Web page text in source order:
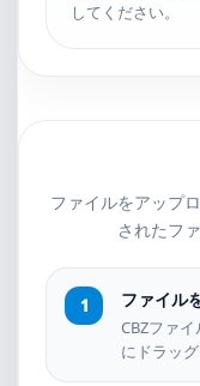
してください。
ファイルをアップ
されたフ
ファイル
CBZファ
にドラッグ